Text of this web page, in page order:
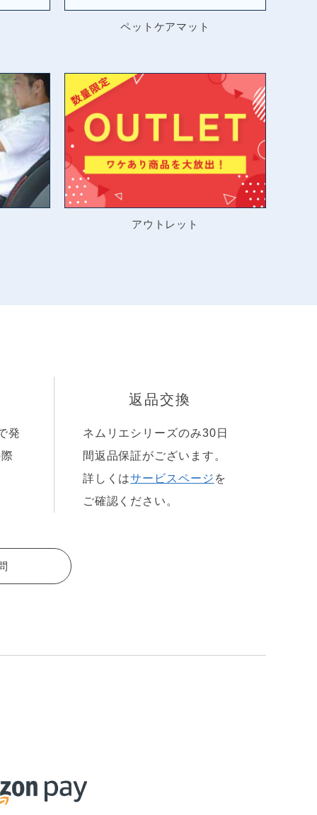
ペットケアマット
アウトレット
発
返品交換
ネムリエシリーズのみ30日
間返品保証がございます。
詳しくはサービスページ を
ご確認ください。